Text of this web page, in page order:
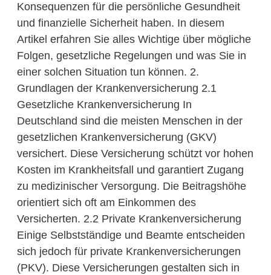
Konsequenzen für die persönliche Gesundheit
und finanzielle Sicherheit haben. In diesem
Artikel erfahren Sie alles Wichtige über mögliche
Folgen, gesetzliche Regelungen und was Sie in
einer solchen Situation tun können. 2.
Grundlagen der Krankenversicherung 2.1
Gesetzliche Krankenversicherung In
Deutschland sind die meisten Menschen in der
gesetzlichen Krankenversicherung (GKV)
versichert. Diese Versicherung schützt vor hohen
Kosten im Krankheitsfall und garantiert Zugang
zu medizinischer Versorgung. Die Beitragshöhe
orientiert sich oft am Einkommen des
Versicherten. 2.2 Private Krankenversicherung
Einige Selbstständige und Beamte entscheiden
sich jedoch für private Krankenversicherungen
(PKV). Diese Versicherungen gestalten sich in